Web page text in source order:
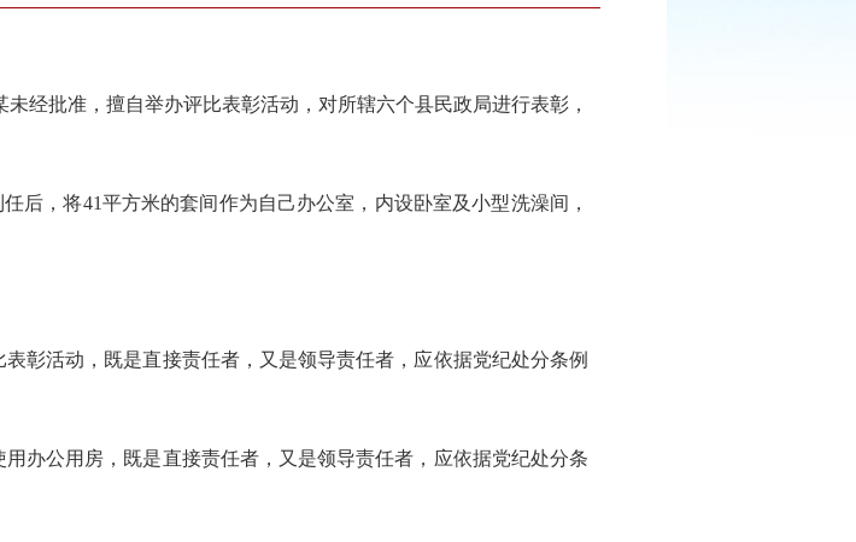
经批准，擅自举办评比表彰活动，对所辖六个县民政局进行表彰，
后，将41平方米的套间作为自己办公室，内设卧室及小型洗澡间，
彰活动，既是直接责任者，又是领导责任者，应依据党纪处分条例
办公用房，既是直接责任者，又是领导责任者，应依据党纪处分条